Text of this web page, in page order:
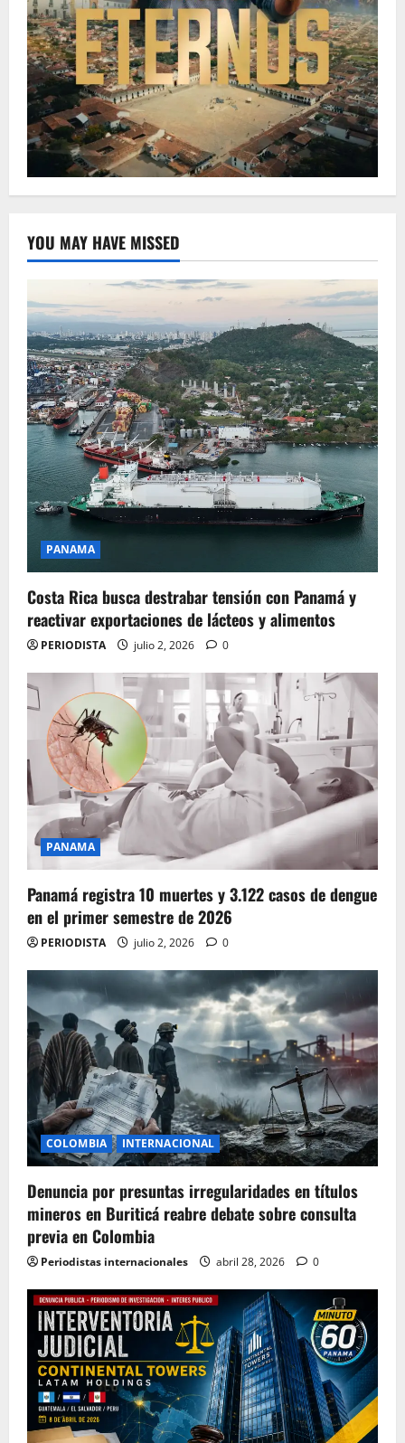
YOU MAY HAVE MISSED
PANAMA
Costa Rica busca destrabar tensión con Panamá y
reactivar exportaciones de lácteos y alimentos
PERIODISTA julio 2, 2026 0
PANAMA
Panamá registra 10 muertes y 3.122 casos de dengue
en el primer semestre de 2026
PERIODISTA julio 2, 2026 0
COLOMBIA INTERNACIONAL
Denuncia por presuntas irregularidades en títulos
mineros en Buriticá reabre debate sobre consulta
previa en Colombia
Periodistas internacionales abril 28, 2026 0